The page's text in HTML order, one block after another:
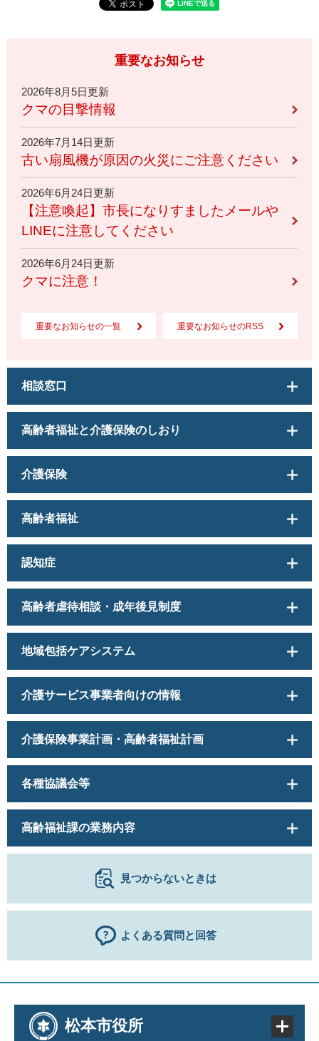
重要なお知らせ
2026年8月5日更新
クマの目撃情報
2026年7月14日更新
古い扇風機が原因の火災にご注意ください
2026年6月24日更新
【注意喚起】市長になりすましたメールや
LINEに注意してください
2026年6月24日更新
クマに注意！
重要なお知らせの一覧 重要なお知らせのRSS
相談窓口
高齢者福祉と介護保険のしおり
介護保険
高齢者福祉
認知症
高齢者虐待相談・成年後見制度
地域包括ケアシステム
介護サービス事業者向けの情報
介護保険事業計画・高齢者福祉計画
各種協議会等
高齢福祉課の業務内容
見つからないときは
よくある質問と回答
松本市役所